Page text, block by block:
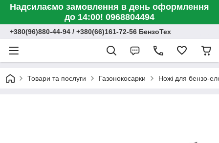
Надсилаємо замовлення в день оформлення
до 14:00! 0968804494
+380(96)880-44-94 / +380(66)161-72-56 БензоТех
Товари та послуги Газонокосарки Ножі для бензо-